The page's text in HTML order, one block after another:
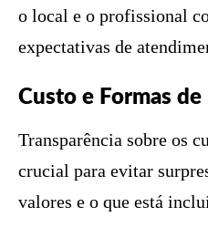
o local e o profissional
expectativas de
Custo e Formas
Transparência sobre os
crucial para evitar
valores e o que está